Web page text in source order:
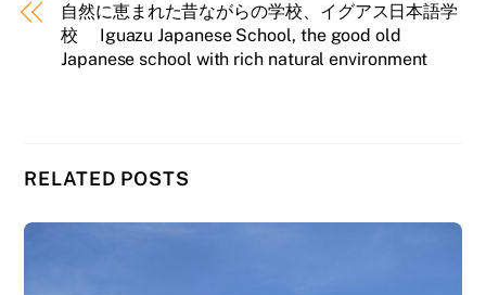
自然に恵まれた昔ながらの学校、イグアス日本語学
校 Iguazu Japanese School, the good old
Japanese school with rich natural environment
RELATED POSTS